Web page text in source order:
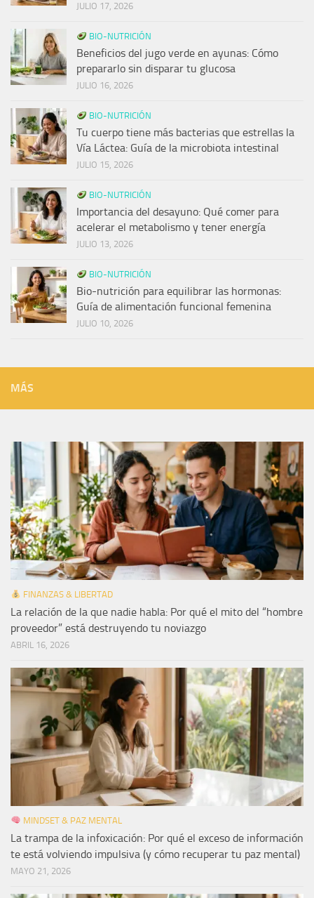
JULIO 17, 2026
BIO-NUTRICIÓN
Beneficios del jugo verde en ayunas: Cómo
prepararlo sin disparar tu glucosa
JULIO 16, 2026
BIO-NUTRICIÓN
Tu cuerpo tiene más bacterias que estrellas la
Vía Láctea: Guía de la microbiota intestinal
JULIO 15, 2026
BIO-NUTRICIÓN
Importancia del desayuno: Qué comer para
acelerar el metabolismo y tener energía
JULIO 13, 2026
BIO-NUTRICIÓN
Bio-nutrición para equilibrar las hormonas:
Guía de alimentación funcional femenina
JULIO 10, 2026
MÁS
FINANZAS & LIBERTAD
La relación de la que nadie habla: Por qué el mito del “hombre
proveedor” está destruyendo tu noviazgo
ABRIL 16, 2026
MINDSET & PAZ MENTAL
La trampa de la infoxicación: Por qué el exceso de información
te está volviendo impulsiva (y cómo recuperar tu paz mental)
MAYO 21, 2026